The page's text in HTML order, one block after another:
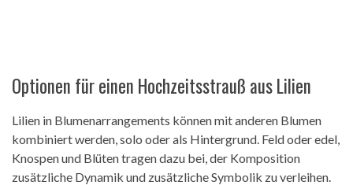
Optionen für einen Hochzeitsstrauß aus Lilien
Lilien in Blumenarrangements können mit anderen Blumen
kombiniert werden, solo oder als Hintergrund. Feld oder edel,
Knospen und Blüten tragen dazu bei, der Komposition
zusätzliche Dynamik und zusätzliche Symbolik zu verleihen.